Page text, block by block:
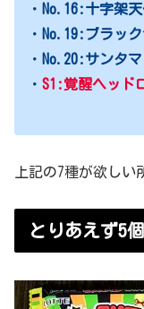
・ No.16:十字架
・ No.19:ブラッ
・ No.20:サンタ
・ S1:覚醒ヘッド
上記の7種が欲しい
とりあえず5